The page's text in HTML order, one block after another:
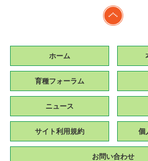
ホーム
育種フォーラム
ニュース
サイト利用規約 個
お問い合わせ